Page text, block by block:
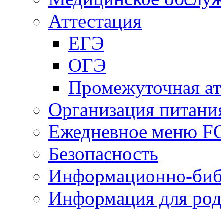
Аттестация
ЕГЭ
ОГЭ
Промежуточная
Организация
Ежедневное меню
Безопасность
Информационно-
Информация для